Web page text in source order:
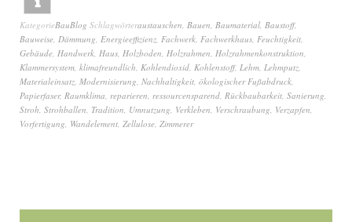
KategorieBauBlog Schlagwörteraustauschen, Bauen, Baumaterial, Baustoff,
Bauweise, Dämmung, Energieeffizienz, Fachwerk, Fachwerkhaus, Feuchtigkeit,
Gebäude, Handwerk, Haus, Holzboden, Holzrahmen, Holzrahmenkonstruktion,
Klammersystem, klimafreundlich, Kohlendioxid, Kohlenstoff, Lehm, Lehmputz,
Materialeinsatz, Modernisierung, Nachhaltigkeit, ökologischer Fußabdruck,
Papierfaser, Raumklima, reparieren, ressourcensparend, Rückbaubarkeit, Sanierung,
Stroh, Strohballen, Tradition, Umnutzung, Verkleben, Verschraubung, Verzapfen,
Vorfertigung, Wandelement, Zellulose, Zimmerer